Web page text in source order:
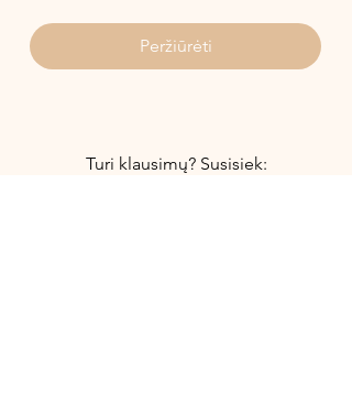
Peržiūrėti
Turi klausimų? Susisiek: